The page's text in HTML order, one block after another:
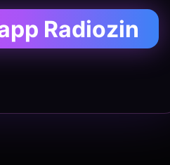
Radiozin